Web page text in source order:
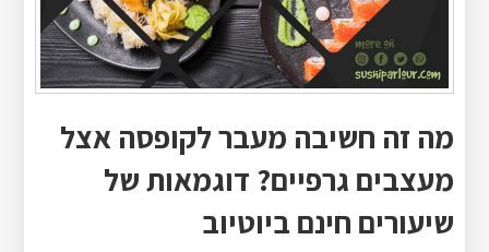
מה זה חשיבה מעבר לקופסה אצל
מעצבים גרפיים? דוגמאות של
שיעורים חינם ביוטיוב